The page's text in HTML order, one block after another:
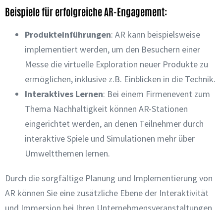
Beispiele für erfolgreiche AR-Engagement:
Produkteinführungen: AR kann beispielsweise
implementiert werden, um den Besuchern einer
Messe die virtuelle Exploration neuer Produkte zu
ermöglichen, inklusive z.B. Einblicken in die Technik.
Interaktives Lernen: Bei einem Firmenevent zum
Thema Nachhaltigkeit können AR-Stationen
eingerichtet werden, an denen Teilnehmer durch
interaktive Spiele und Simulationen mehr über
Umweltthemen lernen.
Durch die sorgfältige Planung und Implementierung von
AR können Sie eine zusätzliche Ebene der Interaktivität